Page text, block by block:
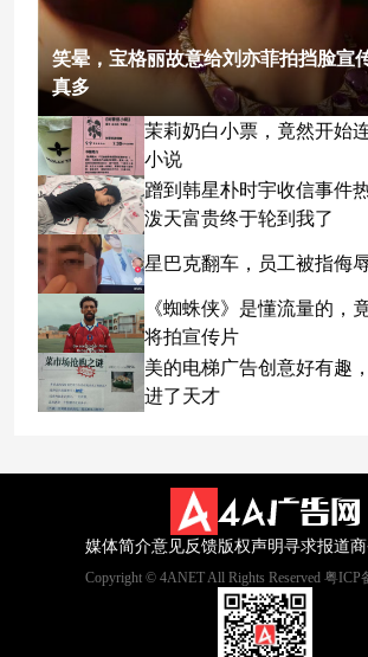
笑晕，宝格丽故意给刘亦菲拍挡脸宣
真多
茉莉奶白小票，竟然开始
小说
蹭到韩星朴时宇收信事件
泼天富贵终于轮到我了
星巴克翻车，员工被指侮
《蜘蛛侠》是懂流量的，
将拍宣传片
美的电梯广告创意好有趣
进了天才
媒体简介意见反馈版权声明寻求报道
Copyright © 4ANET All Rights Reserved 粤ICP